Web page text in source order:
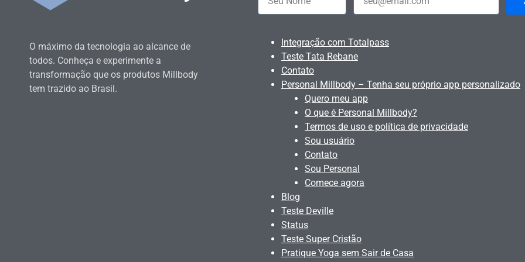
O máximo da tecnologia ao alcance de
todos. Conheça e experimente a
transformação que os produtos Millbody
tem trazido ao Brasil.
Integração com Totalpass
Teste Tata Rebane
Contato
Personal Millbody – Tenha seu próprio app personalizado
Quero meu app
O que é Personal Millbody?
Termos de uso e política de privacidade
Sou usuário
Contato
Sou Personal
Comece agora
Blog
Teste Deville
Status
Teste Super Cristão
Pratique Yoga sem Sair de Casa